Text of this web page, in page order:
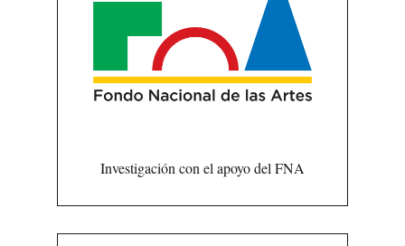
Investigación con el apoyo del FNA